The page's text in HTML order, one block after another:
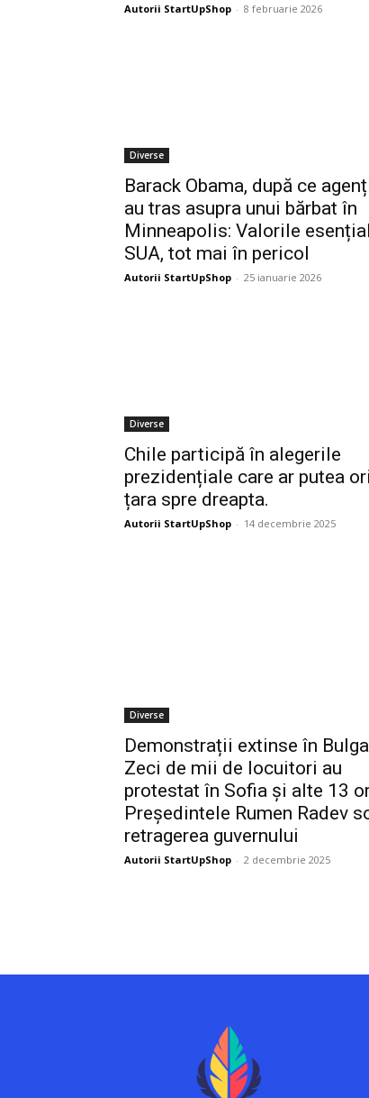
Autorii StartUpShop - 8 februarie 2026
Diverse
Barack Obama, după ce
au tras asupra unui bărbat în
Minneapolis: Valorile
SUA, tot mai în pericol
Autorii StartUpShop - 25 ianuarie 2026
Diverse
Chile participă în alegerile
prezidențiale care ar putea
țara spre dreapta.
Autorii StartUpShop - 14 decembrie 2025
Diverse
Demonstrații extinse în
Zeci de mii de locuitori au
protestat în Sofia și alte 13
Președintele Rumen Radev
retragerea guvernului
Autorii StartUpShop - 2 decembrie 2025